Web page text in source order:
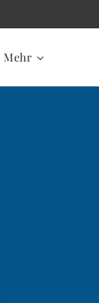
Mehr